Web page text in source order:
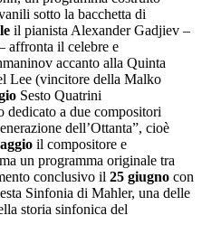
sotto la bacchetta di
il pianista Alexander Gadjiev –
affronta il celebre e
accanto alla Quinta
Lee (vincitore della Malko
Sesto Quatrini
dedicato a due compositori
dell’Ottanta”, cioè
il compositore e
un programma originale tra
conclusivo il 25 giugno con
Sinfonia di Mahler, una delle
storia sinfonica del